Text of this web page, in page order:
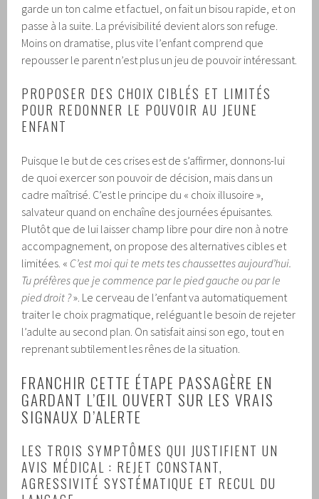
garde un ton calme et factuel, on fait un bisou rapide, et on
passe à la suite. La prévisibilité devient alors son refuge.
Moins on dramatise, plus vite l’enfant comprend que
repousser le parent n’est plus un jeu de pouvoir intéressant.
PROPOSER DES CHOIX CIBLÉS ET LIMITÉS
POUR REDONNER LE POUVOIR AU JEUNE
ENFANT
Puisque le but de ces crises est de s’affirmer, donnons-lui
de quoi exercer son pouvoir de décision, mais dans un
cadre maîtrisé. C’est le principe du « choix illusoire »,
salvateur quand on enchaîne des journées épuisantes.
Plutôt que de lui laisser champ libre pour dire non à notre
accompagnement, on propose des alternatives cibles et
limitées. « C’est moi qui te mets tes chaussettes aujourd’hui.
Tu préfères que je commence par le pied gauche ou par le
pied droit ?». Le cerveau de l’enfant va automatiquement
traiter le choix pragmatique, reléguant le besoin de rejeter
l’adulte au second plan. On satisfait ainsi son ego, tout en
reprenant subtilement les rênes de la situation.
FRANCHIR CETTE ÉTAPE PASSAGÈRE EN
GARDANT L’ŒIL OUVERT SUR LES VRAIS
SIGNAUX D’ALERTE
LES TROIS SYMPTÔMES QUI JUSTIFIENT UN
AVIS MÉDICAL : REJET CONSTANT,
AGRESSIVITÉ SYSTÉMATIQUE ET RECUL DU